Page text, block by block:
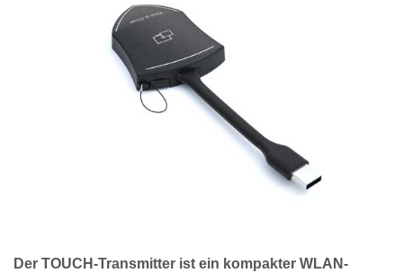
Der TOUCH-Transmitter ist ein kompakter WLAN-